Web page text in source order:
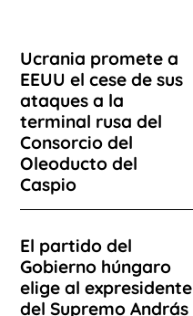
Ucrania promete a
EEUU el cese de sus
ataques a la
terminal rusa del
Consorcio del
Oleoducto del
Caspio
El partido del
Gobierno húngaro
elige al expresidente
del Supremo András